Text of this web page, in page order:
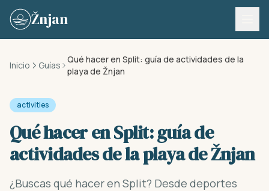
Skip to content
Žnjan
Inicio Guías
Qué hacer en Split: guía de actividades de la
playa de Žnjan
activities
Qué hacer en Split: guía de
actividades de la playa de Žnjan
¿Buscas qué hacer en Split? Desde deportes